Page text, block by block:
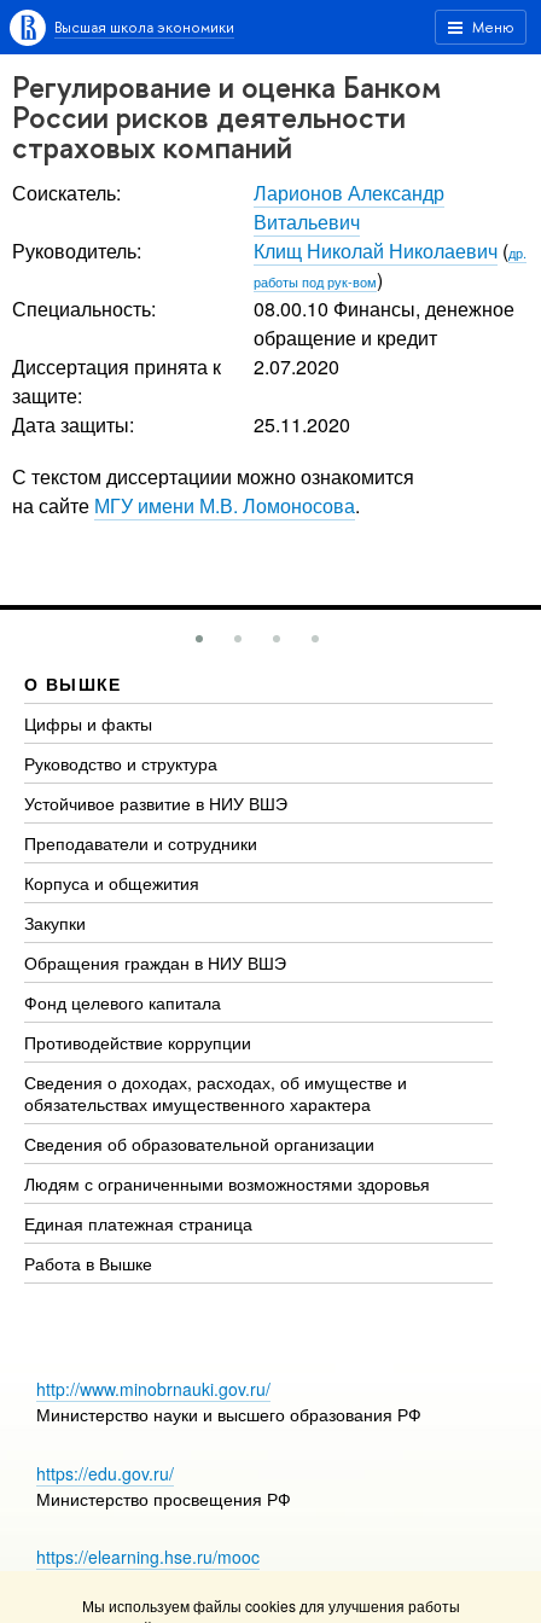
Мы используем файлы cookies для улучшения работы
Меню
Высшая школа экономики
Регулирование и оценка Банком
России рисков деятельности
страховых компаний
Соискатель:
Ларионов Александр
Витальевич
Руководитель:
Клищ Николай Николаевич (др.
работы под рук-вом)
Специальность:
08.00.10 Финансы, денежное
обращение и кредит
Диссертация принята к
защите:
2.07.2020
Дата защиты:
25.11.2020
С текстом диссертациии можно ознакомится
на сайте МГУ имени М.В. Ломоносова.
О ВЫШКЕ
Цифры и факты
Руководство и структура
Устойчивое развитие в НИУ ВШЭ
Преподаватели и сотрудники
Корпуса и общежития
Закупки
Обращения граждан в НИУ ВШЭ
Фонд целевого капитала
Противодействие коррупции
Сведения о доходах, расходах, об имуществе и
обязательствах имущественного характера
Сведения об образовательной организации
Людям с ограниченными возможностями здоровья
Единая платежная страница
Работа в Вышке
http://www.minobrnauki.gov.ru/
Министерство науки и высшего образования РФ
https://edu.gov.ru/
Министерство просвещения РФ
https://elearning.hse.ru/mooc